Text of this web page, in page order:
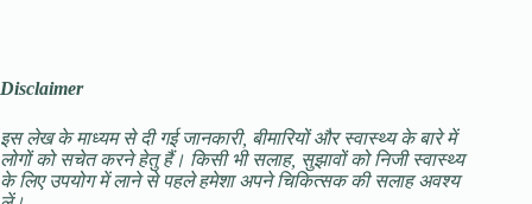
Disclaimer
इस लेख के माध्यम से दी गई जानकारी, बीमारियों और स्वास्थ्य के बारे में
लोगों को सचेत करने हेतु हैं। किसी भी सलाह, सुझावों को निजी स्वास्थ्य
के लिए उपयोग में लाने से पहले हमेशा अपने चिकित्सक की सलाह अवश्य